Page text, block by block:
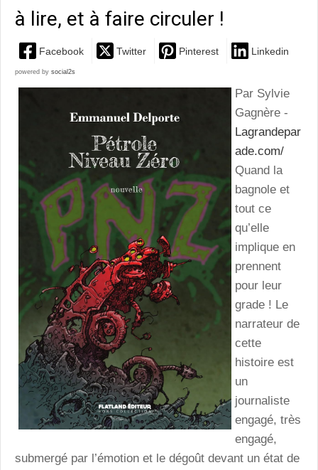
à lire, et à faire circuler !
Facebook Twitter Pinterest Linkedin
powered by social2s
Par Sylvie
Gagnère -
Lagrandepar
ade.com/
Quand la
bagnole et
tout ce
qu’elle
implique en
prennent
pour leur
grade ! Le
narrateur de
cette
histoire est
un
journaliste
engagé, très
engagé,
submergé par l’émotion et le dégoût devant un état de